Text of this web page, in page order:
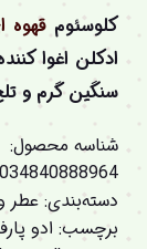
کلوسئوم قهوه
ادکلن اغوا
سنگین گرم و
شناسه محصول:
دسته‌بندی: عطر
برچسب: ادو